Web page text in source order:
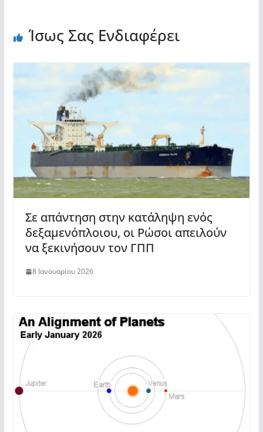
Ίσως Σας Ενδιαφέρει
Σε απάντηση στην κατάληψη ενός
δεξαμενόπλοιου, οι Ρώσοι απειλούν
να ξεκινήσουν τον ΓΠΠ
8 Ιανουαρίου 2026